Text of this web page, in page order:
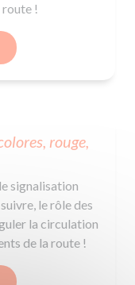
route !
rouge,
signalisation
le rôle des
la circulation
de la route !